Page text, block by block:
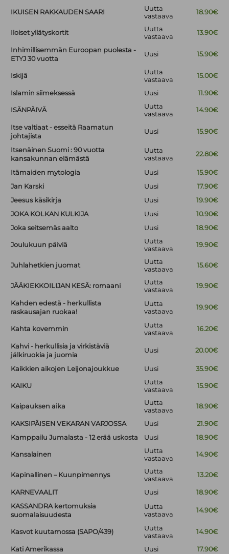
IKUISEN RAKKAUDEN SAARI
Uutta
vastaava
18.90€
Iloiset yllätyskortit
Uutta
vastaava
13.90€
Inhimillisemmän Euroopan puolesta -
ETYJ 30 vuotta
Uusi 15.90€
Iskijä
Uutta
vastaava
15.00€
Islamin siimeksessä Uusi 11.90€
ISÄNPÄIVÄ
Uutta
vastaava
14.90€
Itse valtiaat - esseitä Raamatun
johtajista
Uusi 15.90€
Itsenäinen Suomi : 90 vuotta
kansakunnan elämästä
Uutta
vastaava
22.80€
Itämaiden mytologia Uusi
15.90€
Jan Karski
Uusi
17.90€
Jeesus käsikirja
Uusi
19.90€
JOKA KOLKAN KULKIJA
Uusi
10.90€
Joka seitsemäs aalto
Uusi 18.90€
Joulukuun päiviä
Uutta
vastaava
19.90€
Juhlahetkien juomat
Uutta
vastaava
15.60€
JÄÄKIEKKOILIJAN KESÄ: romaani
Uutta
vastaava
19.90€
Kahden edestä - herkullista
raskausajan ruokaa!
Uutta
vastaava
19.90€
Kahta kovemmin
Uutta
vastaava
16.20€
Kahvi - herkullisia ja virkistäviä
jälkiruokia ja juomia
Uusi 20.00€
Kaikkien aikojen Leijonajoukkue Uusi 35.90€
KAIKU
Uutta
vastaava
15.90€
Kaipauksen aika
Uutta
vastaava
18.90€
KAKSIPÄISEN VEKARAN VARJOSSA Uusi
21.90€
Kamppailu Jumalasta - 12 erää uskosta
Uusi 18.90€
Kansalainen
Uutta
vastaava
14.90€
Kapinallinen – Kuunpimennys
Uutta
vastaava
13.20€
KARNEVAALIT Uusi
18.90€
KASSANDRA kertomuksia
suomalaisuudesta
Uutta
vastaava
14.90€
Kasvot kuutamossa (SAPO/439)
Uutta
vastaava
14.90€
Kati Amerikassa Uusi
17.90€